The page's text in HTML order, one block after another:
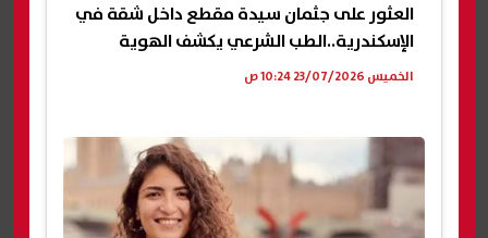
العثور على جثمان سيدة مقطع داخل شقة في
الإسكندرية..الطب الشرعي يكشف الهوية
الخميس 23/07/2026 10:24 ص